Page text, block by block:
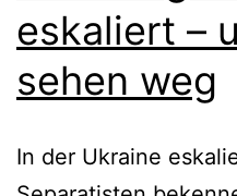
eskaliert –
sehen weg
In der Ukraine